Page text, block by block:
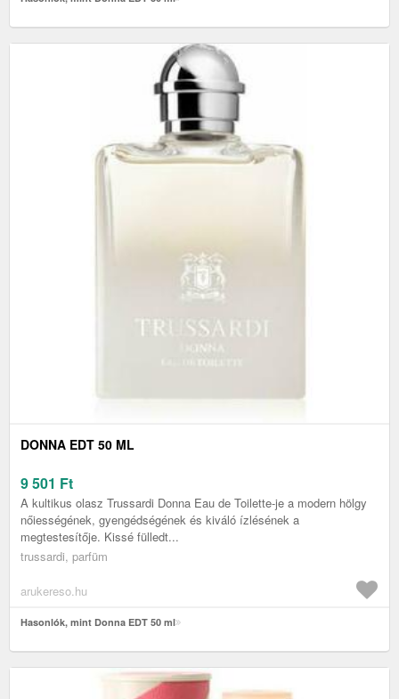
DONNA EDT 50 ML
9 501 Ft
A kultikus olasz Trussardi Donna Eau de Toilette-je a modern hölgy
nőiességének, gyengédségének és kiváló ízlésének a
megtestesítője. Kissé fülledt...
trussardi, parfüm
arukereso.hu
Hasonlók, mint Donna EDT 50 ml